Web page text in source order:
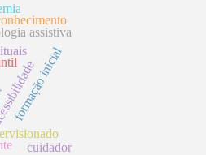
assistiva
. formação inicial
cuidador